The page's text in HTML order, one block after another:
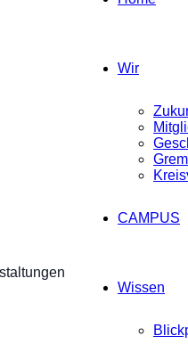
Wir
CAMPUS
Wissen